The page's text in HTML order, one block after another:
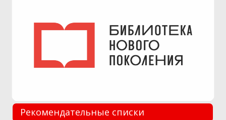
Рекомендательные списки